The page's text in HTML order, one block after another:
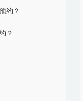
约？
？